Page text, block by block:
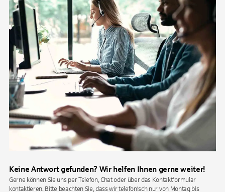
Keine Antwort gefunden? Wir helfen Ihnen gerne weiter!
Gerne können Sie uns per Telefon, Chat oder über das Kontaktformular
kontaktieren. Bitte beachten Sie, dass wir telefonisch nur von Montag bis